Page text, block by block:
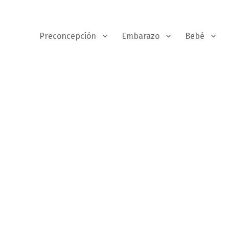
Preconcepción Embarazo Bebé